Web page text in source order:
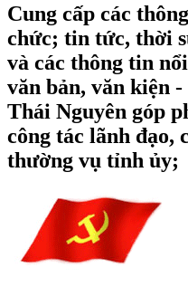
Cung cấp các
chức; tin tức, thời
và các thông tin
văn bản, văn kiện
Thái Nguyên góp
công tác lãnh đạo,
thường vụ tỉnh ủy;